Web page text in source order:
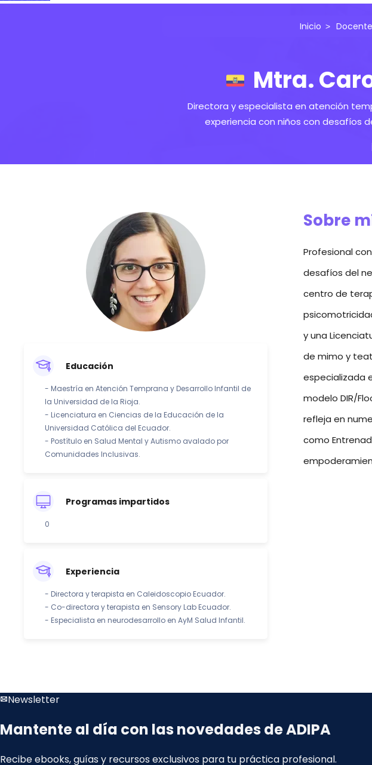
Inicio
Mtra.
Directora y especialista en atención
experiencia con niños con desafíos
Educación
- Maestría en Atención Temprana y Desarrollo Infantil de
la Universidad de la Rioja.
- Licenciatura en Ciencias de la Educación de la
Universidad Católica del Ecuador.
- Postítulo en Salud Mental y Autismo avalado por
Comunidades Inclusivas.
Programas impartidos
0
Experiencia
- Directora y terapista en Caleidoscopio Ecuador.
- Co-directora y terapista en Sensory Lab Ecuador.
- Especialista en neurodesarrollo en AyM Salud Infantil.
Sobre
Profesional
desafíos del
centro de
y una
de mimo y
especializada
modelo DIR/
refleja en
como